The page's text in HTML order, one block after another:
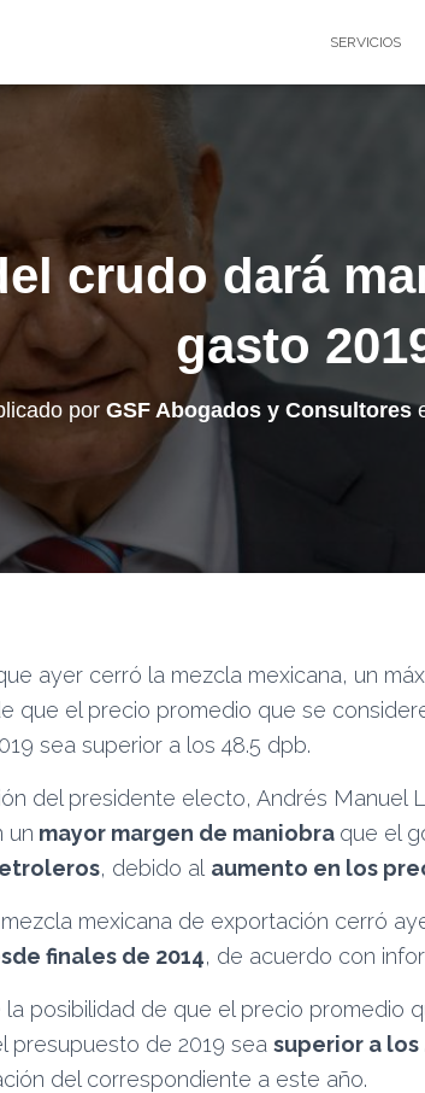
SERVICIOS
crudo dará
gasto
por GSF Abogados y Consultores
ayer cerró la mezcla mexicana, un
que el precio promedio que se
sea superior a los 48.5 dpb.
del presidente electo, Andrés Manuel
un mayor margen de maniobra que el
, debido al aumento en los
mexicana de exportación cerró
finales de 2014, de acuerdo con
la posibilidad de que el precio promedio
presupuesto de 2019 sea superior a
del correspondiente a este año.